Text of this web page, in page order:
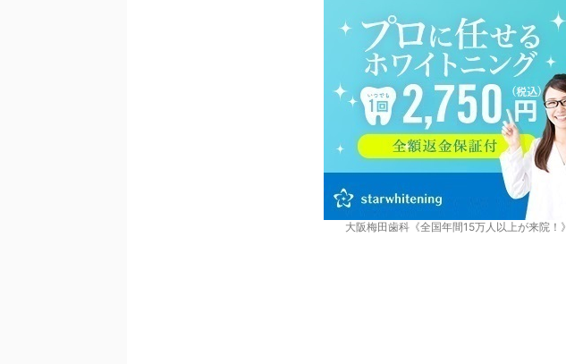
大阪梅田歯科《全国年間15万人以上が来院！》